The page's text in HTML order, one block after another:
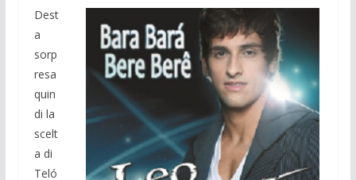
Dest
a
sorp
resa
quin
di la
scelt
a di
Teló